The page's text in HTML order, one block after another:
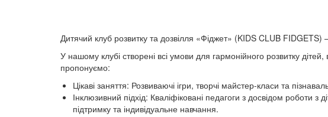
Дитячий клуб розвитку та дозвілля «Фіджет» (KIDS CLUB FIDGETS)
У нашому клубі створені всі умови для гармонійного розвитку
пропонуємо:
Цікаві заняття: Розвиваючі ігри, творчі майстер-класи та
Інклюзивний підхід: Кваліфіковані педагоги з досвідом роботи
підтримку та індивідуальне навчання.